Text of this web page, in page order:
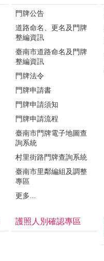
門牌公告
道路命名、更名及門牌
整編資訊
臺南市道路命名及門牌
整編資訊
門牌法令
門牌申請書
門牌申請須知
門牌申請流程
臺南市門牌電子地圖查
詢系統
村里街路門牌查詢系統
臺南市里鄰編組及調整
專區
更多...
護照人別確認專區